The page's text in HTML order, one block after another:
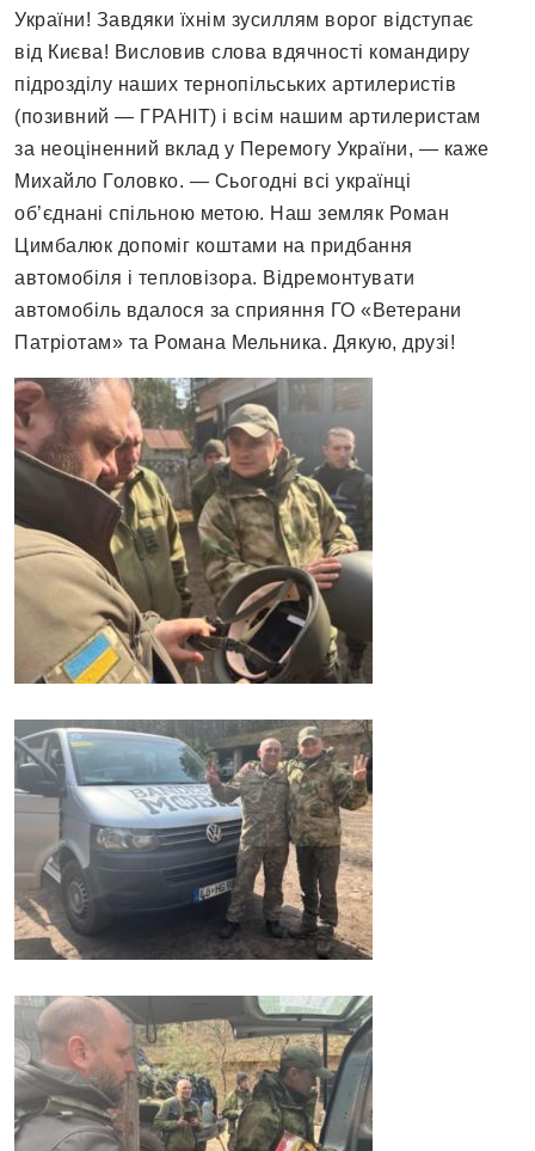
України! Завдяки їхнім зусиллям ворог відступає
від Києва! Висловив слова вдячності командиру
підрозділу наших тернопільських артилеристів
(позивний — ГРАНІТ) і всім нашим артилеристам
за неоціненний вклад у Перемогу України, — каже
Михайло Головко. — Сьогодні всі українці
об’єднані спільною метою. Наш земляк Роман
Цимбалюк допоміг коштами на придбання
автомобіля і тепловізора. Відремонтувати
автомобіль вдалося за сприяння ГО «Ветерани
Патріотам» та Романа Мельника. Дякую, друзі!